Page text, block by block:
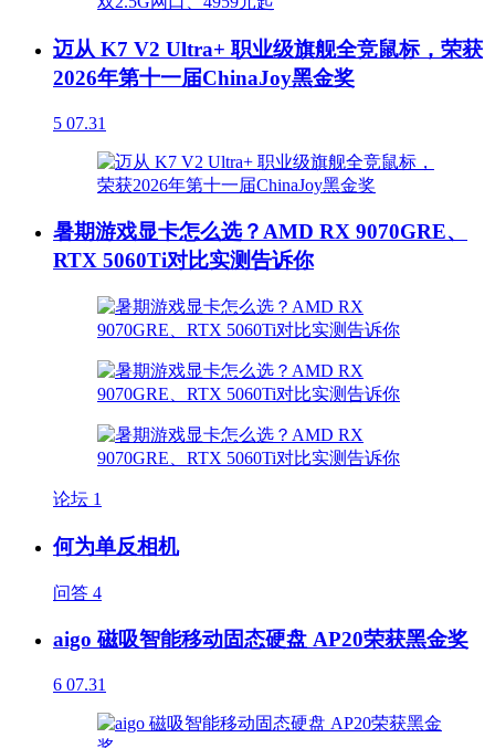
迈从 K7 V2 Ultra+ 职业级旗舰全竞鼠标，荣获
2026年第十一届ChinaJoy黑金奖
5 07.31
暑期游戏显卡怎么选？AMD RX 9070GRE、
RTX 5060Ti对比实测告诉你
论坛 1
何为单反相机
问答 4
aigo 磁吸智能移动固态硬盘 AP20荣获黑金奖
6 07.31